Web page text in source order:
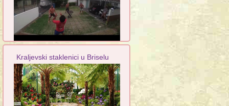
Kraljevski staklenici u Briselu